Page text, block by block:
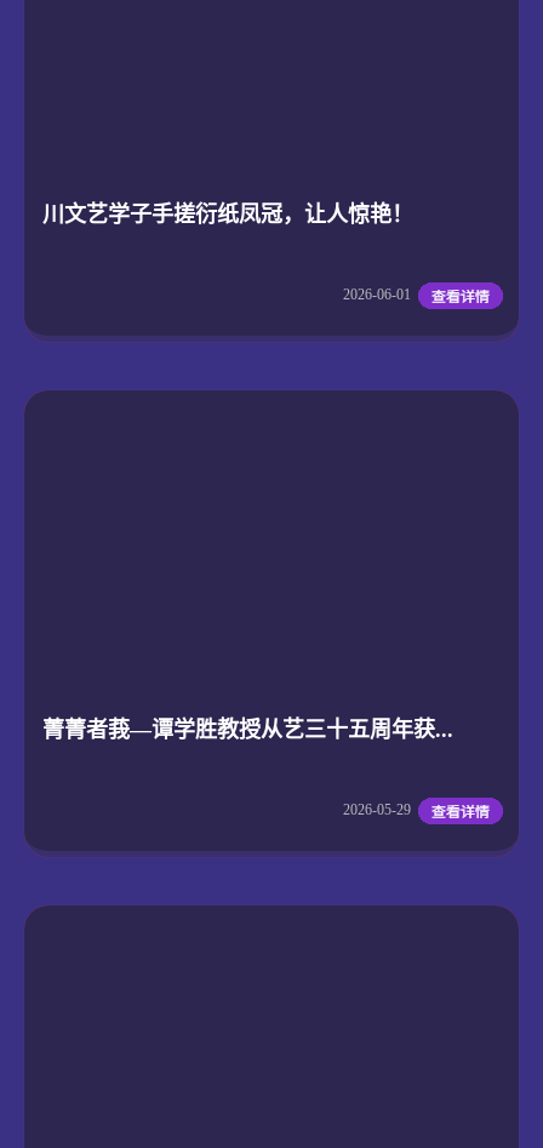
川文艺学子手搓衍纸凤冠，让人惊艳！
2026-06-01
菁菁者莪—谭学胜教授从艺三十五周年获...
2026-05-29